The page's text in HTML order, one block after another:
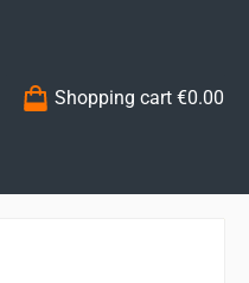
Shopping cart €0.00